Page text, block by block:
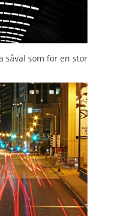
såväl som för en stor